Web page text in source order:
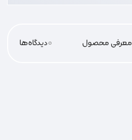
معرفی محصول 0دیدگاه‌‌ها